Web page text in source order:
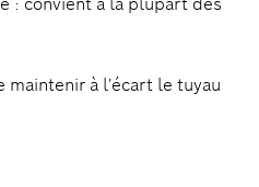
maintenir à l'écart le tuyau